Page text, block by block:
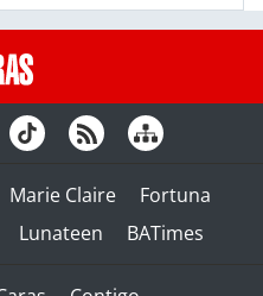
Marie Claire
Fortuna
Lunateen BATimes